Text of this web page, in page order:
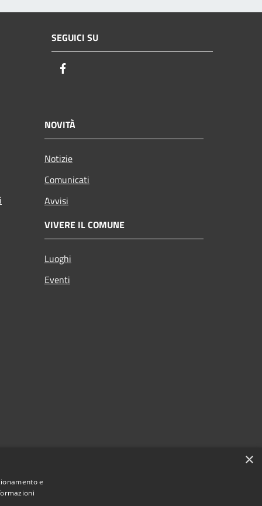
SEGUICI SU
NOVITÀ
Notizie
Comunicati
Avvisi
VIVERE IL COMUNE
Luoghi
Eventi
×
e